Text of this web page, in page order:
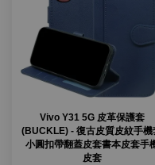
Vivo Y31 5G 皮革保護套
(BUCKLE) - 復古皮質皮紋手機
小圓扣帶翻蓋皮套書本皮套手
皮套